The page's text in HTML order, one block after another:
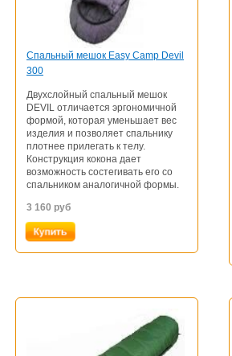
Спальный мешок Easy Camp Devil
300
Двухслойный спальный мешок
DEVIL отличается эргономичной
формой, которая уменьшает вес
изделия и позволяет спальнику
плотнее прилегать к телу.
Конструкция кокона дает
возможность состегивать его со
спальником аналогичной формы.
3 160 руб